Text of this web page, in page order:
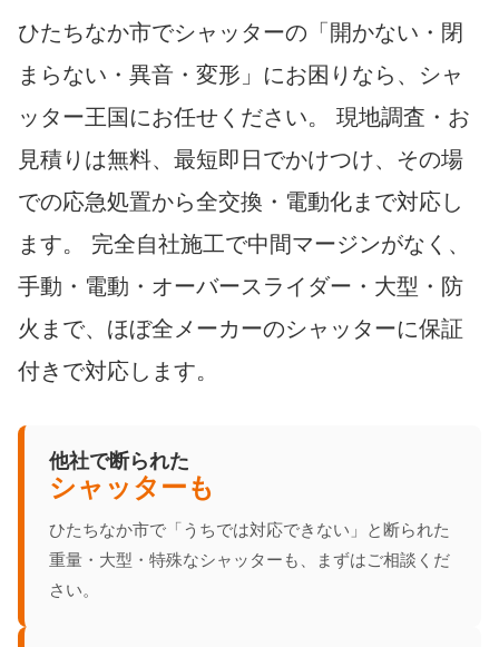
ひたちなか市でシャッターの「開かない・閉
まらない・異音・変形」にお困りなら、シャ
ッター王国にお任せください。 現地調査・お
見積りは無料、最短即日でかけつけ、その場
での応急処置から全交換・電動化まで対応し
ます。 完全自社施工で中間マージンがなく、
手動・電動・オーバースライダー・大型・防
火まで、ほぼ全メーカーのシャッターに保証
付きで対応します。
他社で断られた
シャッターも
ひたちなか市で「うちでは対応できない」と断られた
重量・大型・特殊なシャッターも、まずはご相談くだ
さい。